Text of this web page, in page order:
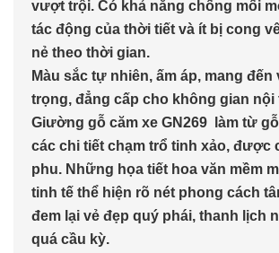
vượt trội. Có khả năng chống mối
tác động của thời tiết và ít bị cong
nẻ theo thời gian.
Màu sắc tự nhiên, ấm áp, mang đến
trọng, đẳng cấp cho không gian nội
Giường gỗ căm xe GN269 làm từ
các chi tiết chạm trổ tinh xảo, được
phu. Những họa tiết hoa văn mềm
tinh tế thể hiện rõ nét phong cách
đem lại vẻ đẹp quý phái, thanh lịch
quá cầu kỳ.